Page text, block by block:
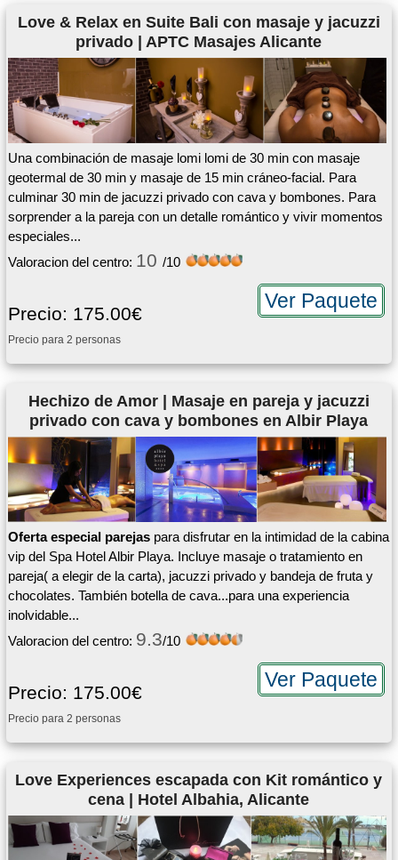
Love & Relax en Suite Bali con masaje y jacuzzi
privado | APTC Masajes Alicante
Una combinación de masaje lomi lomi de 30 min con masaje
geotermal de 30 min y masaje de 15 min cráneo-facial. Para
culminar 30 min de jacuzzi privado con cava y bombones. Para
sorprender a la pareja con un detalle romántico y vivir momentos
especiales...
Valoracion del centro: 10 /10
Ver Paquete
Precio: 175.00€
Precio para 2 personas
Hechizo de Amor | Masaje en pareja y jacuzzi
privado con cava y bombones en Albir Playa
Oferta especial parejaspara disfrutar en la intimidad de la cabina
vip del Spa Hotel Albir Playa. Incluye masaje o tratamiento en
pareja( a elegir de la carta), jacuzzi privado y bandeja de fruta y
chocolates. También botella de cava...para una experiencia
inolvidable...
Valoracion del centro: 9.3/10
Ver Paquete
Precio: 175.00€
Precio para 2 personas
Love Experiences escapada con Kit romántico y
cena | Hotel Albahia, Alicante